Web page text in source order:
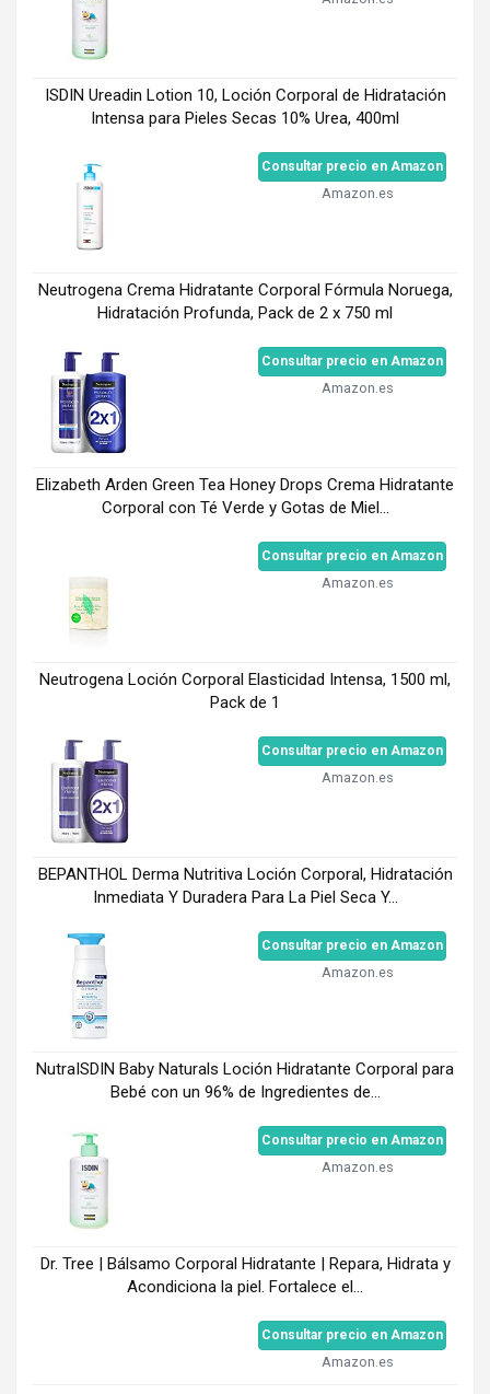
ISDIN Ureadin Lotion 10, Loción Corporal de Hidratación
Intensa para Pieles Secas 10% Urea, 400ml
Consultar precio en Amazon
Amazon.es
Neutrogena Crema Hidratante Corporal Fórmula Noruega,
Hidratación Profunda, Pack de 2 x 750 ml
Consultar precio en Amazon
Amazon.es
Elizabeth Arden Green Tea Honey Drops Crema Hidratante
Corporal con Té Verde y Gotas de Miel...
Consultar precio en Amazon
Amazon.es
Neutrogena Loción Corporal Elasticidad Intensa, 1500 ml,
Pack de 1
Consultar precio en Amazon
Amazon.es
BEPANTHOL Derma Nutritiva Loción Corporal, Hidratación
Inmediata Y Duradera Para La Piel Seca Y...
Consultar precio en Amazon
Amazon.es
NutraISDIN Baby Naturals Loción Hidratante Corporal para
Bebé con un 96% de Ingredientes de...
Consultar precio en Amazon
Amazon.es
Dr. Tree | Bálsamo Corporal Hidratante | Repara, Hidrata y
Acondiciona la piel. Fortalece el...
Consultar precio en Amazon
Amazon.es